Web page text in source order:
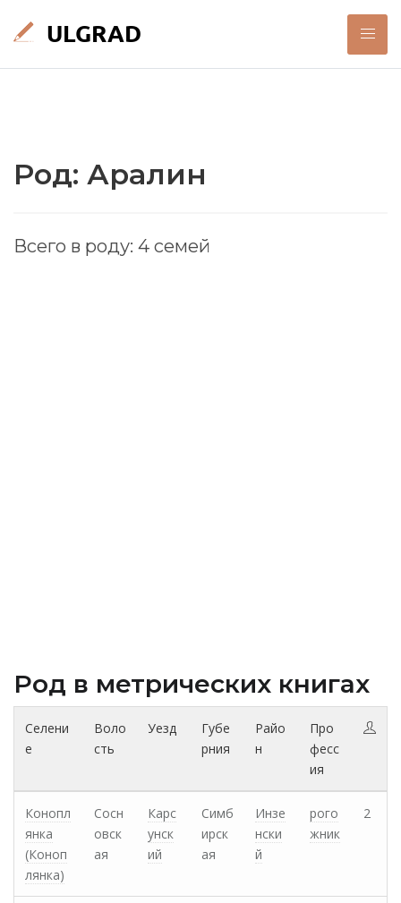
Род: Аралин
Всего в роду: 4 семей
Род в метрических книгах
Селени
е
Воло
сть
Уезд
Губе
рния
Райо
н
Про
фесс
ия
Конопл
янка
(Коноп
лянка)
Сосн
овск
ая
Карс
унск
ий
Симб
ирск
ая
Инзе
нски
й
рого
жник
2